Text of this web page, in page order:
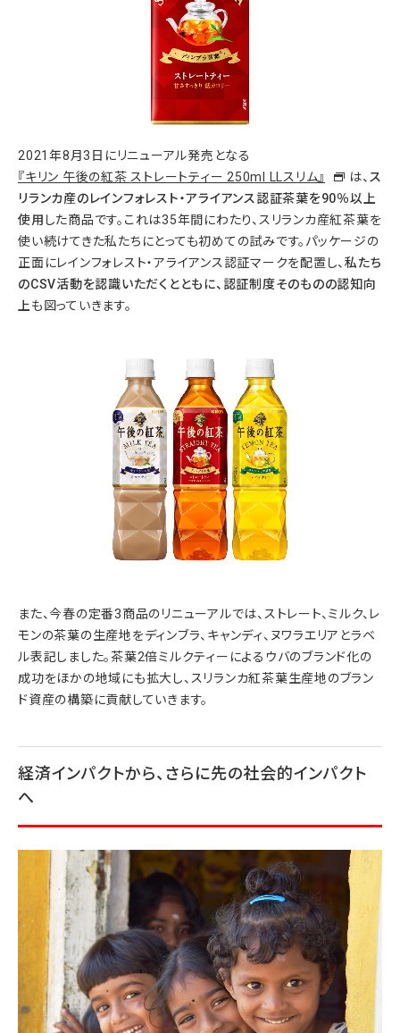
2021年8月3日にリニューアル発売となる
『キリン 午後の紅茶 ストレートティー 250ml LLスリム』
は、ス
リランカ産のレインフォレスト・アライアンス認証茶葉を90％以上
使用 した商品です。これは35年間にわたり、スリランカ産紅茶葉を
使い続けてきた私たちにとっても初めての試みです。パッケージの
正面にレインフォレスト・アライアンス認証マークを配置し、私たち
のCSV活動を認識いただくとともに、認証制度そのものの認知向
上も図っていきます。
また、今春の定番3商品のリニューアルでは、ストレート、ミルク、レ
モンの茶葉の生産地をディンブラ、キャンディ、ヌワラエリアとラベ
ル表記しました。茶葉2倍ミルクティーによるウバのブランド化の
成功をほかの地域にも拡大し、スリランカ紅茶葉生産地のブラン
ド資産の構築に貢献していきます。
経済インパクトから、さらに先の社会的インパクト
へ